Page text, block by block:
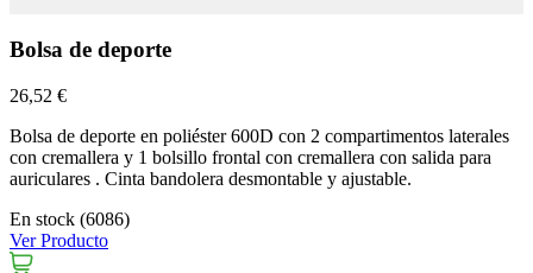
Bolsa de deporte
26,52 €
Bolsa de deporte en poliéster 600D con 2 compartimentos laterales
con cremallera y 1 bolsillo frontal con cremallera con salida para
auriculares . Cinta bandolera desmontable y ajustable.
En stock (6086)
Ver Producto